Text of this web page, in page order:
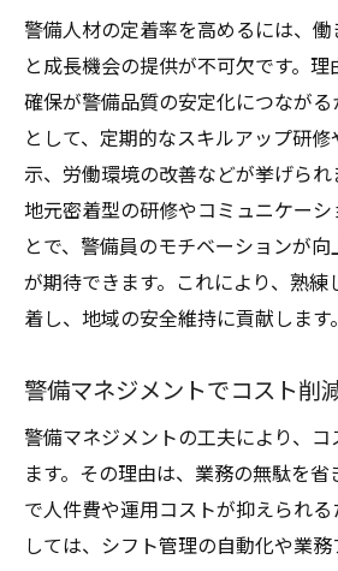
警備人材の定着率を高めるには、
と成長機会の提供が不可欠です。
確保が警備品質の安定化につなが
として、定期的なスキルアップ研
示、労働環境の改善などが挙げられ
地元密着型の研修やコミュニケー
とで、警備員のモチベーションが
が期待できます。これにより、熟練
着し、地域の安全維持に貢献します。
警備マネジメントでコスト削
警備マネジメントの工夫により、
ます。その理由は、業務の無駄を省
で人件費や運用コストが抑えられる
しては、シフト管理の自動化や業務